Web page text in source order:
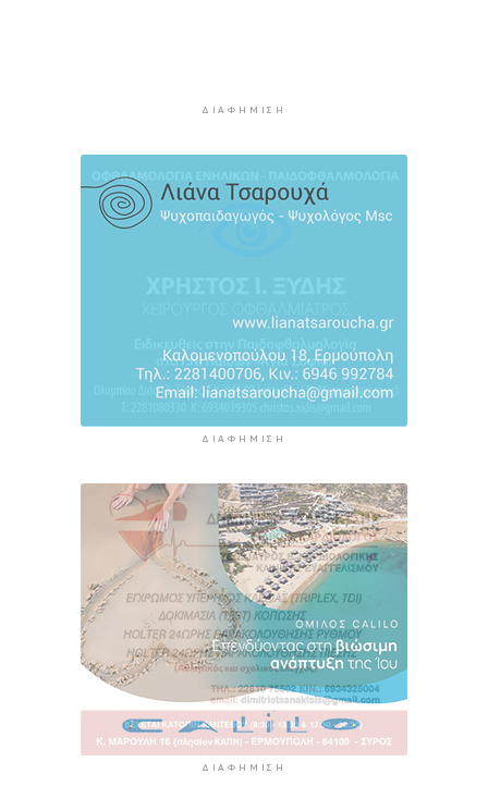
Ερμούπολιν! Η ιστορία ζωντανεύει
6 ώρες 5 λεπτά πρίν
ΔΙΑΦΉΜΙΣΗ
ΔΙΑΦΉΜΙΣΗ
ΔΙΑΦΉΜΙΣΗ